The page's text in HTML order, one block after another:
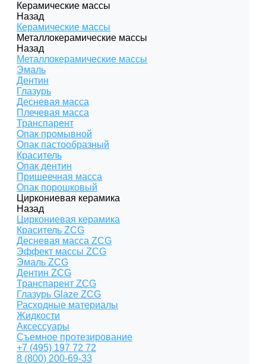
Керамические массы
Назад
Керамические массы
Металлокерамические массы
Назад
Металлокерамические массы
Эмаль
Дентин
Глазурь
Десневая масса
Плечевая масса
Транспарент
Опак промывной
Опак пастообразный
Краситель
Опак дентин
Пришеечная масса
Опак порошковый
Циркониевая керамика
Назад
Циркониевая керамика
Краситель ZCG
Десневая масса ZCG
Эффект массы ZCG
Эмаль ZCG
Дентин ZCG
Транспарент ZCG
Глазурь Glaze ZCG
Расходные материалы
Жидкости
Аксессуары
Съемное протезирование
+7 (495) 197 72 72
8 (800) 200-69-33